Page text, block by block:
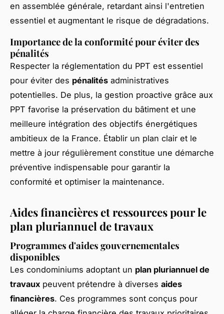
en assemblée générale, retardant ainsi l'entretien
essentiel et augmentant le risque de dégradations.
Importance de la conformité pour éviter des
pénalités
Respecter la réglementation du PPT est essentiel
pour éviter des pénalités administratives
potentielles. De plus, la gestion proactive grâce aux
PPT favorise la préservation du bâtiment et une
meilleure intégration des objectifs énergétiques
ambitieux de la France. Établir un plan clair et le
mettre à jour régulièrement constitue une démarche
préventive indispensable pour garantir la
conformité et optimiser la maintenance.
Aides financières et ressources pour le
plan pluriannuel de travaux
Programmes d'aides gouvernementales
disponibles
Les condominiums adoptant un plan pluriannuel de
travaux peuvent prétendre à diverses aides
financières. Ces programmes sont conçus pour